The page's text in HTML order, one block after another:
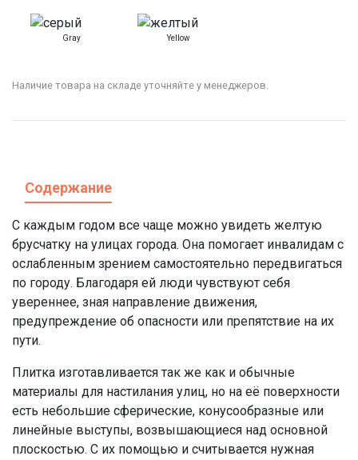
Gray Yellow
Наличие товара на складе уточняйте у менеджеров.
Содержание
С каждым годом все чаще можно увидеть желтую
брусчатку на улицах города. Она помогает инвалидам с
ослабленным зрением самостоятельно передвигаться
по городу. Благодаря ей люди чувствуют себя
увереннее, зная направление движения,
предупреждение об опасности или препятствие на их
пути.
Плитка изготавливается так же как и обычные
материалы для настилания улиц, но на её поверхности
есть небольшие сферические, конусообразные или
линейные выступы, возвышающиеся над основной
плоскостью. С их помощью и считывается нужная